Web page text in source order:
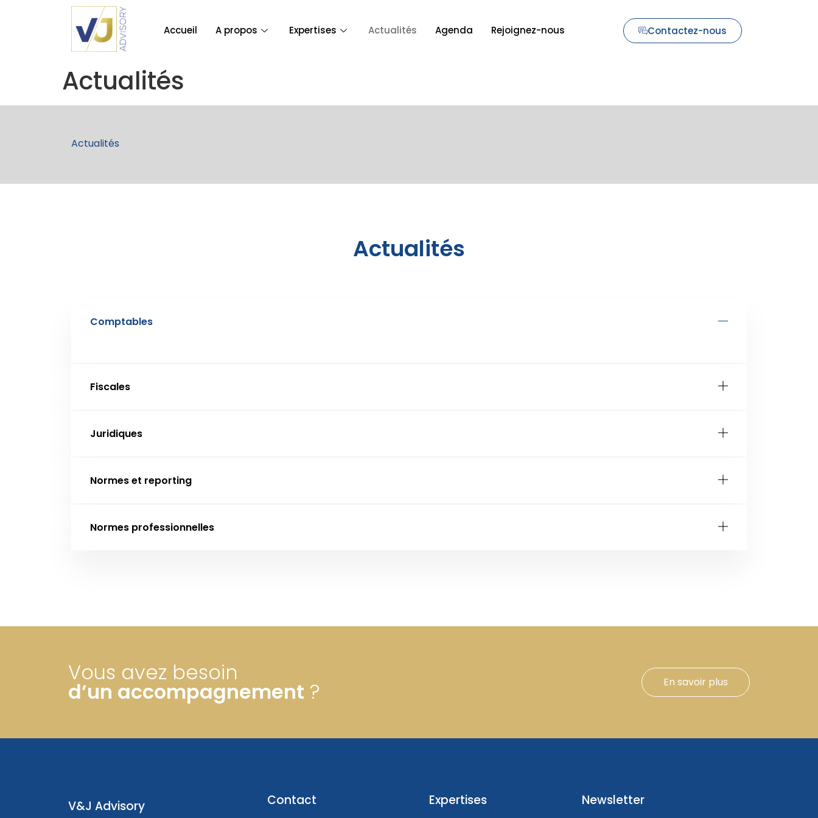
Accueil A propos Expertises Actualités Agenda Rejoignez-nous Contactez-nous
Actualités
Actualités
Actualités
Comptables
Fiscales
Juridiques
Normes et reporting
Normes professionnelles
Vous avez besoin
d’un accompagnement ? En savoir plus
V&J Advisory Contact Expertises Newsletter